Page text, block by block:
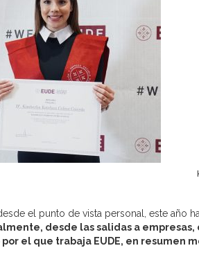
el punto de vista personal, este año
desde las salidas a
el que trabaja EUDE, en resumen